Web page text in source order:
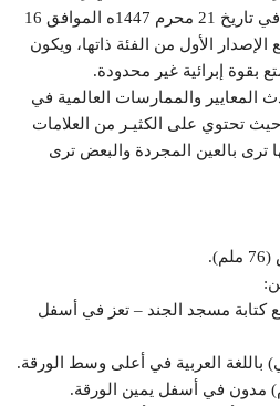
للتداول ابتداءً من يوم الأربعاء في تاريخ 21 محرم 1447ه الموافق 16
مع الإصدار الأول من الفئة ذاتها، ويكون
بقوة إبرائية غير محدودة.
المعايير والممارسات العالمية في
تحتوي على الكثيـر من العلامات
ترى بالعين المجردة والبعض ترى
كتابة مسجد الجند – تعز في أسفل
باللغة العربية في أعلى وسط الورقة.